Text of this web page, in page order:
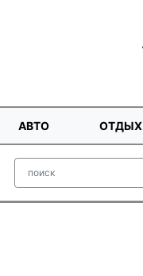
АВТО ОТДЫХ